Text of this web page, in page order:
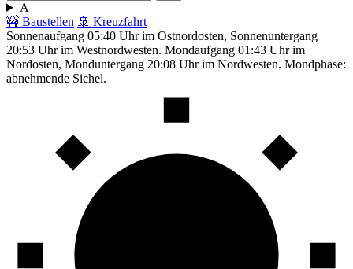
A
🚧 Baustellen 🚢 Kreuzfahrt
Sonnenaufgang 05:40 Uhr im Ostnordosten, Sonnenuntergang
20:53 Uhr im Westnordwesten. Mondaufgang 01:43 Uhr im
Nordosten, Monduntergang 20:08 Uhr im Nordwesten. Mondphase:
abnehmende Sichel.